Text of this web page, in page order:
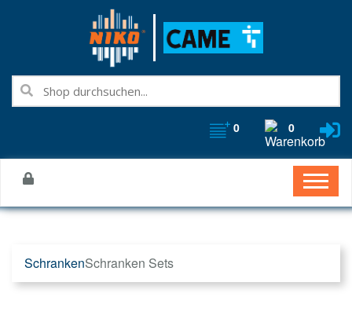
0 0
SchrankenSchranken Sets